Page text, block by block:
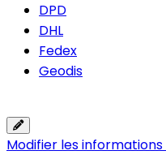
DPD
DHL
Fedex
Geodis
Modifier les informations